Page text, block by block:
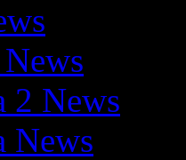
2 News
News